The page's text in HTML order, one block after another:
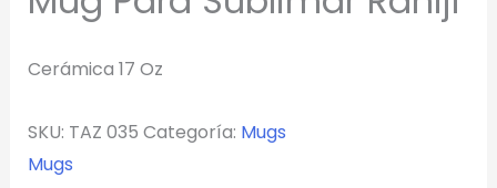
Diseñador de Vistas Previas
Cerámica 17 Oz
SKU: TAZ 035 Categoría: Mugs
Mugs